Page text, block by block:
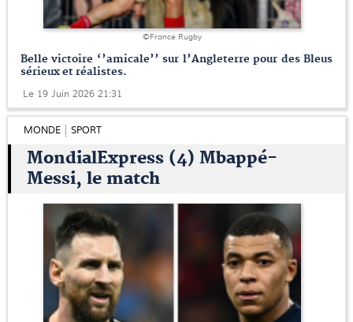
©France Rugby
Belle victoire ‘’amicale’’ sur l’Angleterre pour des Bleus
sérieux et réalistes.
Le 19 Juin 2026 21:31
MONDE SPORT
MondialExpress (4) Mbappé-
Messi, le match